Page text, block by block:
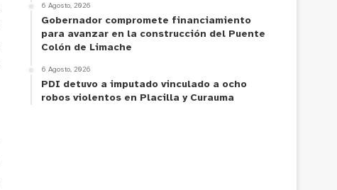
6 Agosto, 2026
Gobernador compromete financiamiento
para avanzar en la construcción del Puente
Colón de Limache
6 Agosto, 2026
PDI detuvo a imputado vinculado a ocho
robos violentos en Placilla y Curauma